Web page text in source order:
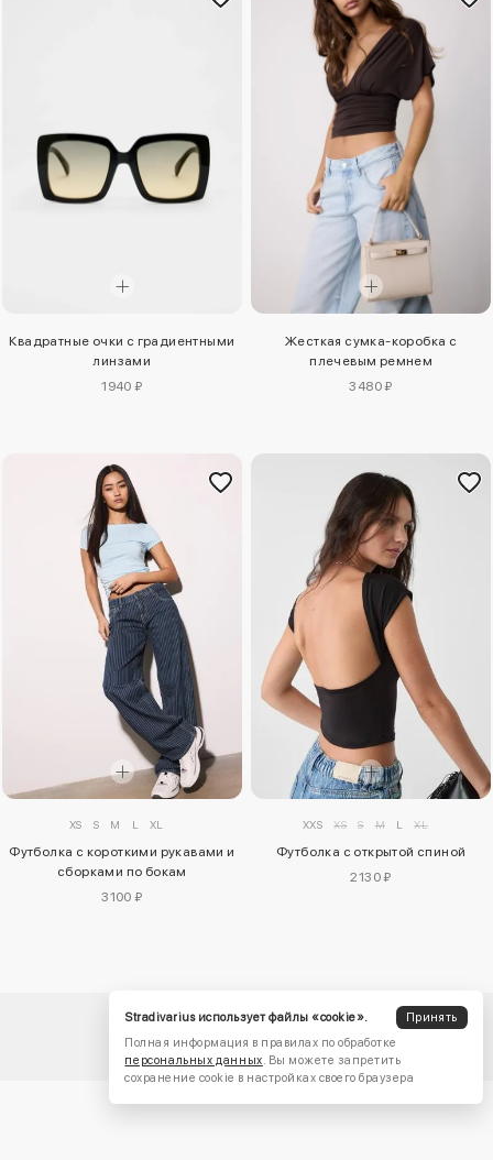
Квадратные очки с градиентными
линзами
1940 ₽
Жесткая сумка-коробка с
плечевым ремнем
3480 ₽
XS S M L XL
Футболка с короткими рукавами и
сборками по бокам
3100 ₽
XXS XS S M L XL
Футболка с открытой спиной
2130 ₽
Stradivarius использует файлы «cookie».
Принять
Полная информация в правилах по обработке
персональных данных. Вы можете запретить
сохранение cookie в настройках своего браузера